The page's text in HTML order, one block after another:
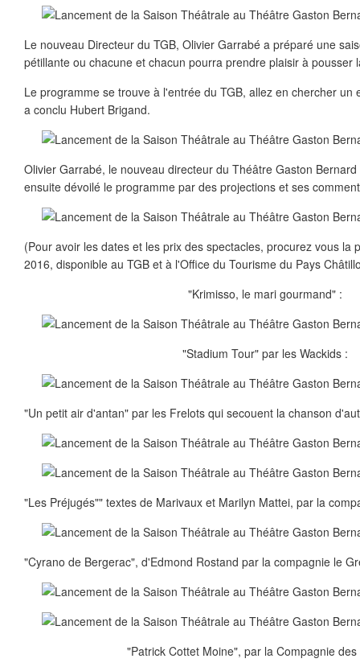
Le nouveau Directeur du TGB, Olivier Garrabé a préparé une
pétillante ou chacune et chacun pourra prendre plaisir à pousser
Le programme se trouve à l'entrée du TGB, allez en chercher un
a conclu Hubert Brigand.
Olivier Garrabé, le nouveau directeur du Théâtre Gaston
ensuite dévoilé le programme par des projections et ses
(Pour avoir les dates et les prix des spectacles, procurez vous la
2016, disponible au TGB et à l'Office du Tourisme du Pays
"Krimisso, le mari gourmand" :
"Stadium Tour" par les Wackids :
"Un petit air d'antan" par les Frelots qui secouent la chanson
"Les Préjugés"" textes de Marivaux et Marilyn Mattei, par la
"Cyrano de Bergerac", d'Edmond Rostand par la compagnie le
"Patrick Cottet Moine", par la Compagnie